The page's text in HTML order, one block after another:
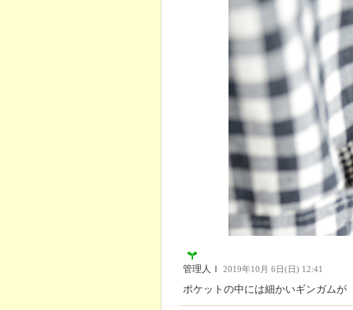
管理人Ｉ 2019年10月 6日(日) 12:41
ポケットの中には細かいギンガムが